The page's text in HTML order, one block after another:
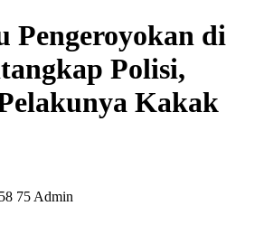
Pengeroyokan di
Polisi,
Kakak
75 Admin